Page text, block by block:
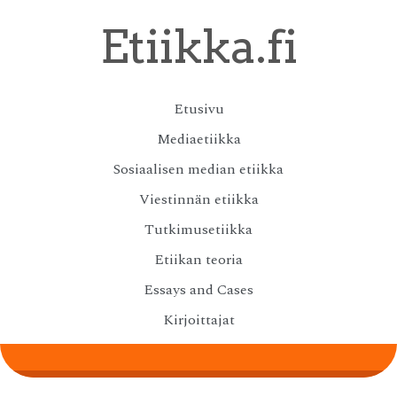
Etiikka.fi
Etusivu
Mediaetiikka
Sosiaalisen median etiikka
Viestinnän etiikka
Tutkimusetiikka
Etiikan teoria
Essays and Cases
Kirjoittajat